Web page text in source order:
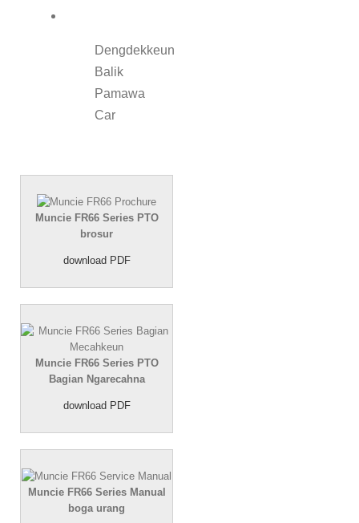
Dengdekkeun
Balik
Pamawa
Car
Muncie FR66 Series PTO
brosur
download PDF
Muncie FR66 Series PTO
Bagian Ngarecahna
download PDF
Muncie FR66 Series Manual
boga urang